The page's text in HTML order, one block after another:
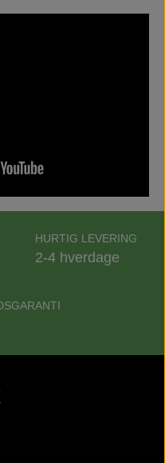
HURTIG LEVERING
2-4 hverdage